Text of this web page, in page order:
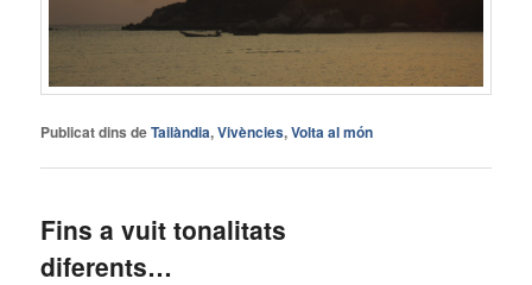
Publicat dins deTailàndia,Vivències,Volta al món
Fins a vuit tonalitats
diferents…